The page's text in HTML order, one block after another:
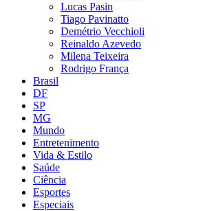
Lucas Pasin
Tiago Pavinatto
Demétrio Vecchioli
Reinaldo Azevedo
Milena Teixeira
Rodrigo França
Brasil
DF
SP
MG
Mundo
Entretenimento
Vida & Estilo
Saúde
Ciência
Esportes
Especiais